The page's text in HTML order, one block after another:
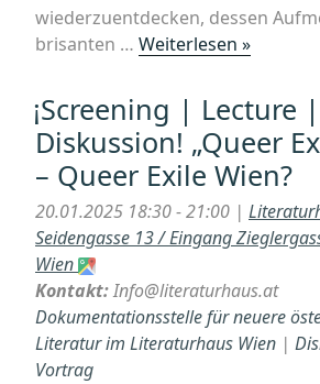
wiederzuentdecken, dessen
brisanten … Weiterlesen »
SYNEMA
present
–
–
¡Screening | Lecture |
Diskussion! „Queer
– Queer Exile Wien?
20.01.2025 18:30 - 21:00 |
Seidengasse 13 / Eingang
Wien
Kontakt:Info@literaturhaus.at
Dokumentationsstelle für neuere
Literatur im Literaturhaus Wien |
Vortrag